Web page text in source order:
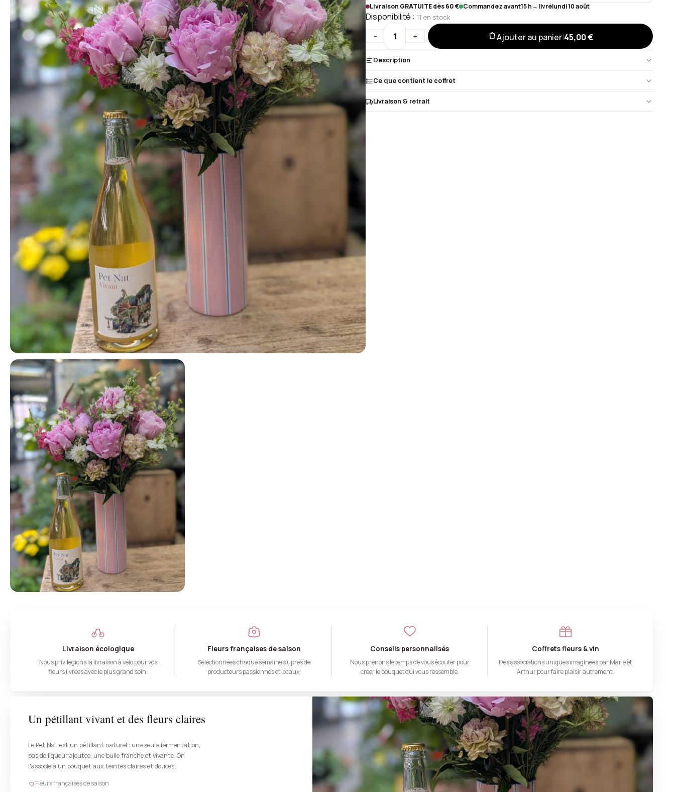
Livraison GRATUITE dès 60 € Commandez avant15 h→ livrélundi 10 août
Disponibilité : 11 en stock
- + Ajouter au panier|45,00 €
Description
Ce que contient le coffret
Livraison & retrait
Livraison écologique
Nous privilégions la livraison à vélo pour vos
fleurs livrées avec le plus grand soin.
Fleurs françaises de saison
Sélectionnées chaque semaine auprès de
producteurs passionnés et locaux.
Conseils personnalisés
Nous prenons le temps de vous écouter pour
créer le bouquet qui vous ressemble.
Coffrets fleurs & vin
Des associations uniques imaginées par Marie et
Arthur pour faire plaisir autrement.
Un pétillant vivant et des fleurs claires
Le Pet Nat est un pétillant naturel : une seule fermentation,
pas de liqueur ajoutée, une bulle franche et vivante. On
l'associe à un bouquet aux teintes claires et douces.
Fleurs françaises de saison